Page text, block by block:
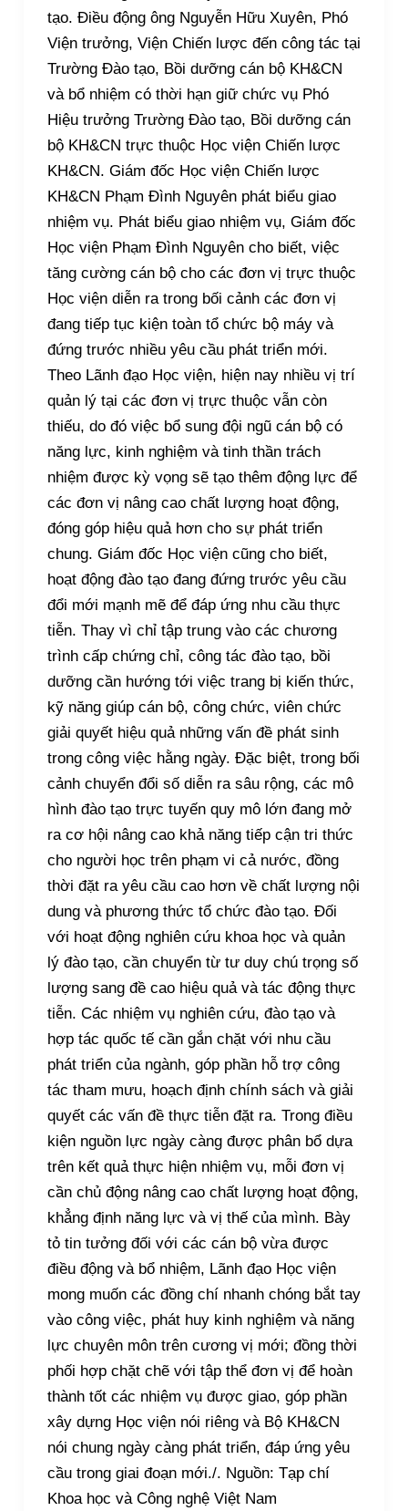
tạo. Điều động ông Nguyễn Hữu Xuyên, Phó
Viện trưởng, Viện Chiến lược đến công tác tại
Trường Đào tạo, Bồi dưỡng cán bộ KH&CN
và bổ nhiệm có thời hạn giữ chức vụ Phó
Hiệu trưởng Trường Đào tạo, Bồi dưỡng cán
bộ KH&CN trực thuộc Học viện Chiến lược
KH&CN. Giám đốc Học viện Chiến lược
KH&CN Phạm Đình Nguyên phát biểu giao
nhiệm vụ. Phát biểu giao nhiệm vụ, Giám đốc
Học viện Phạm Đình Nguyên cho biết, việc
tăng cường cán bộ cho các đơn vị trực thuộc
Học viện diễn ra trong bối cảnh các đơn vị
đang tiếp tục kiện toàn tổ chức bộ máy và
đứng trước nhiều yêu cầu phát triển mới.
Theo Lãnh đạo Học viện, hiện nay nhiều vị trí
quản lý tại các đơn vị trực thuộc vẫn còn
thiếu, do đó việc bổ sung đội ngũ cán bộ có
năng lực, kinh nghiệm và tinh thần trách
nhiệm được kỳ vọng sẽ tạo thêm động lực để
các đơn vị nâng cao chất lượng hoạt động,
đóng góp hiệu quả hơn cho sự phát triển
chung. Giám đốc Học viện cũng cho biết,
hoạt động đào tạo đang đứng trước yêu cầu
đổi mới mạnh mẽ để đáp ứng nhu cầu thực
tiễn. Thay vì chỉ tập trung vào các chương
trình cấp chứng chỉ, công tác đào tạo, bồi
dưỡng cần hướng tới việc trang bị kiến thức,
kỹ năng giúp cán bộ, công chức, viên chức
giải quyết hiệu quả những vấn đề phát sinh
trong công việc hằng ngày. Đặc biệt, trong bối
cảnh chuyển đổi số diễn ra sâu rộng, các mô
hình đào tạo trực tuyến quy mô lớn đang mở
ra cơ hội nâng cao khả năng tiếp cận tri thức
cho người học trên phạm vi cả nước, đồng
thời đặt ra yêu cầu cao hơn về chất lượng nội
dung và phương thức tổ chức đào tạo. Đối
với hoạt động nghiên cứu khoa học và quản
lý đào tạo, cần chuyển từ tư duy chú trọng số
lượng sang đề cao hiệu quả và tác động thực
tiễn. Các nhiệm vụ nghiên cứu, đào tạo và
hợp tác quốc tế cần gắn chặt với nhu cầu
phát triển của ngành, góp phần hỗ trợ công
tác tham mưu, hoạch định chính sách và giải
quyết các vấn đề thực tiễn đặt ra. Trong điều
kiện nguồn lực ngày càng được phân bổ dựa
trên kết quả thực hiện nhiệm vụ, mỗi đơn vị
cần chủ động nâng cao chất lượng hoạt động,
khẳng định năng lực và vị thế của mình. Bày
tỏ tin tưởng đối với các cán bộ vừa được
điều động và bổ nhiệm, Lãnh đạo Học viện
mong muốn các đồng chí nhanh chóng bắt tay
vào công việc, phát huy kinh nghiệm và năng
lực chuyên môn trên cương vị mới; đồng thời
phối hợp chặt chẽ với tập thể đơn vị để hoàn
thành tốt các nhiệm vụ được giao, góp phần
xây dựng Học viện nói riêng và Bộ KH&CN
nói chung ngày càng phát triển, đáp ứng yêu
cầu trong giai đoạn mới./. Nguồn: Tạp chí
Khoa học và Công nghệ Việt Nam